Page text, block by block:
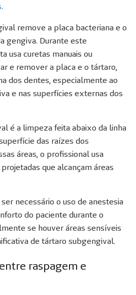
.
remove a placa bacteriana e o
gengiva. Durante este
usa curetas manuais ou
e remover a placa e o tártaro,
dos dentes, especialmente ao
e nas superfícies externas dos
é a limpeza feita abaixo da linha
das raízes dos
áreas, o profissional usa
que alcançam áreas
necessário o uso de anestesia
do paciente durante o
se houver áreas sensíveis
de tártaro subgengival.
raspagem e